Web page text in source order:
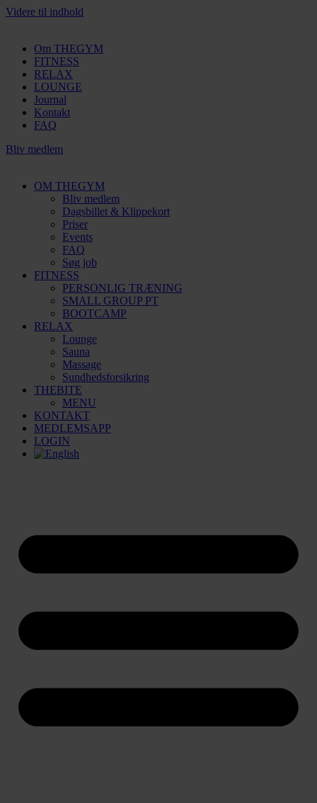
Videre til indhold
Om THEGYM
FITNESS
RELAX
LOUNGE
Journal
Kontakt
FAQ
Bliv medlem
OM THEGYM
Bliv medlem
Dagsbillet & Klippekort
Priser
Events
FAQ
Søg job
FITNESS
PERSONLIG TRÆNING
SMALL GROUP PT
BOOTCAMP
RELAX
Lounge
Sauna
Massage
Sundhedsforsikring
THEBITE
MENU
KONTAKT
MEDLEMSAPP
LOGIN